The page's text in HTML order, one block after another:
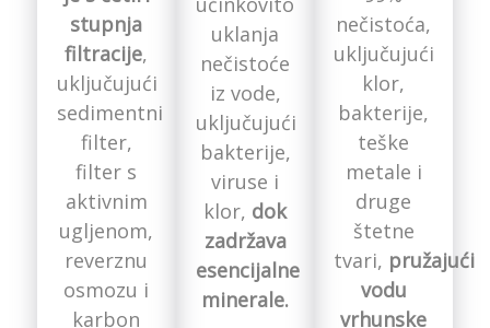
stupnja
filtracije,
uključujući
sedimentni
filter,
filter s
aktivnim
ugljenom,
reverznu
osmozu i
karbon
uklanja
nečistoće
iz vode,
uključujući
bakterije,
viruse i
klor, dok
zadržava
esencijalne
minerale.
nečistoća,
uključujući
klor,
bakterije,
teške
metale i
druge
štetne
tvari, pružajući
vodu
vrhunske